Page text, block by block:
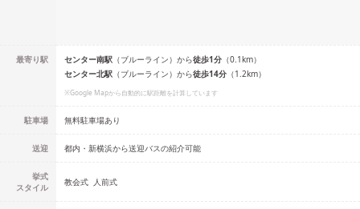
最寄り駅 センター南駅 （ブルーライン） から徒歩1分 （0.1km）
センター北駅 （ブルーライン） から徒歩14分 （1.2km）
※Google Mapから自動的に駅距離を計算しています
駐車場 無料駐車場あり
送迎 都内・新横浜から送迎バスの紹介可能
挙式
スタイル
教会式 人前式